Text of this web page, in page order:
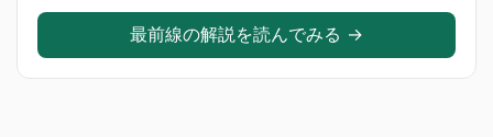
最前線の解説を読んでみる →